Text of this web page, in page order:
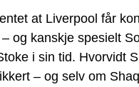
at Liverpool får
og kanskje spesielt
i sin tid. Hvorvidt
– og selv om